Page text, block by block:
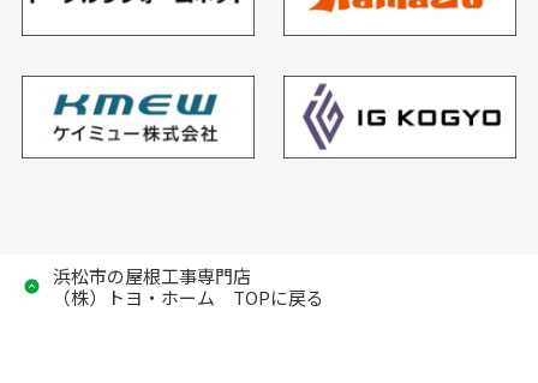
浜松市の屋根工事専門店
（株）トヨ・ホーム TOPに戻る